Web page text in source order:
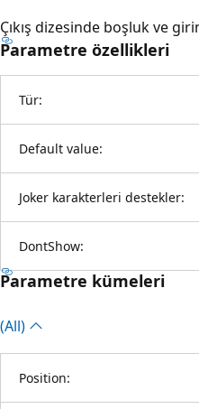
Çıkış dizesinde boşluk ve
Parametre özellikleri
Tür:
Default value:
Joker karakterleri destekler:
DontShow:
Parametre kümeleri
(All)
Position: